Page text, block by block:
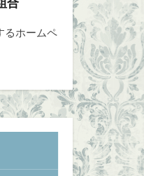
合
るホームペ